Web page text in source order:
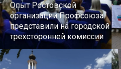
Опыт Ростовской
организации Профсоюза
представили на городской
трехсторонней комиссии